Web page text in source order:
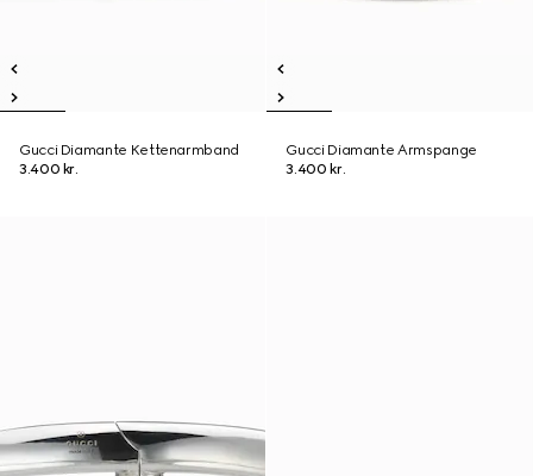
Gucci Diamante Kettenarmband
3.400 kr.
Gucci Diamante Armspange
3.400 kr.